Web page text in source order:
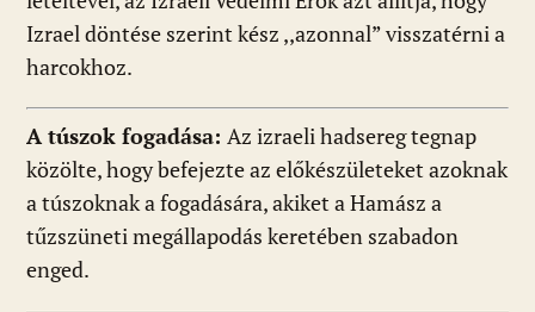
Izrael döntése szerint kész ,,azonnal” visszatérni a
harcokhoz.
A túszok fogadása: Az izraeli hadsereg tegnap
közölte, hogy befejezte az előkészületeket azoknak
a túszoknak a fogadására, akiket a Hamász a
tűzszüneti megállapodás keretében szabadon
enged.